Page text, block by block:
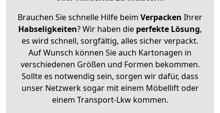
Brauchen Sie schnelle Hilfe beim Verpacken Ihrer
Habseligkeiten? Wir haben die perfekte Lösung,
es wird schnell, sorgfältig, alles sicher verpackt.
Auf Wunsch können Sie auch Kartonagen in
verschiedenen Größen und Formen bekommen.
Sollte es notwendig sein, sorgen wir dafür, dass
unser Netzwerk sogar mit einem Möbellift oder
einem Transport-Lkw kommen.